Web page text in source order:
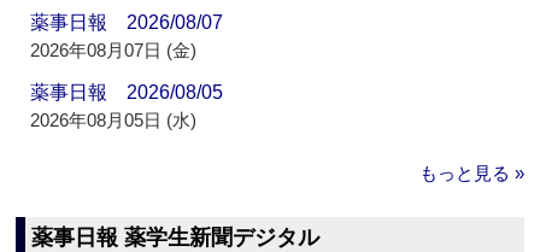
薬事日報 2026/08/07
2026年08月07日 (金)
薬事日報 2026/08/05
2026年08月05日 (水)
もっと見る »
薬事日報 薬学生新聞デジタル